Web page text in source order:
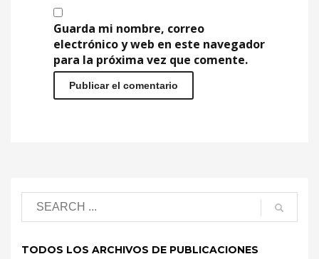
Guarda mi nombre, correo
electrónico y web en este navegador
para la próxima vez que comente.
TODOS LOS ARCHIVOS DE PUBLICACIONES